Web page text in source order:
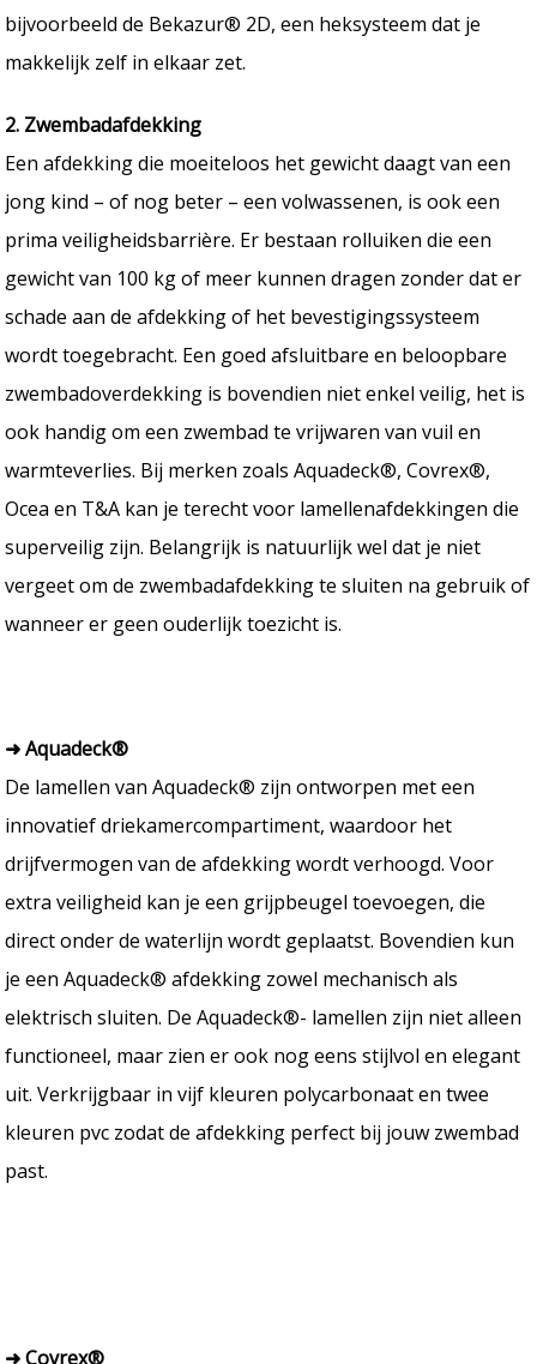
bijvoorbeeld de Bekazur® 2D, een heksysteem dat je
makkelijk zelf in elkaar zet.
2. Zwembadafdekking
Een afdekking die moeiteloos het gewicht daagt van een
jong kind – of nog beter – een volwassenen, is ook een
prima veiligheidsbarrière. Er bestaan rolluiken die een
gewicht van 100 kg of meer kunnen dragen zonder dat er
schade aan de afdekking of het bevestigingssysteem
wordt toegebracht. Een goed afsluitbare en beloopbare
zwembadoverdekking is bovendien niet enkel veilig, het is
ook handig om een zwembad te vrijwaren van vuil en
warmteverlies. Bij merken zoals Aquadeck®, Covrex®,
Ocea en T&A kan je terecht voor lamellenafdekkingen die
superveilig zijn. Belangrijk is natuurlijk wel dat je niet
vergeet om de zwembadafdekking te sluiten na gebruik of
wanneer er geen ouderlijk toezicht is.
➜ Aquadeck®
De lamellen van Aquadeck® zijn ontworpen met een
innovatief driekamercompartiment, waardoor het
drijfvermogen van de afdekking wordt verhoogd. Voor
extra veiligheid kan je een grijpbeugel toevoegen, die
direct onder de waterlijn wordt geplaatst. Bovendien kun
je een Aquadeck® afdekking zowel mechanisch als
elektrisch sluiten. De Aquadeck®- lamellen zijn niet alleen
functioneel, maar zien er ook nog eens stijlvol en elegant
uit. Verkrijgbaar in vijf kleuren polycarbonaat en twee
kleuren pvc zodat de afdekking perfect bij jouw zwembad
past.
➜ Covrex®